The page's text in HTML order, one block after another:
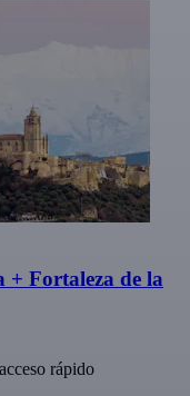
+ Fortaleza de la
rápido